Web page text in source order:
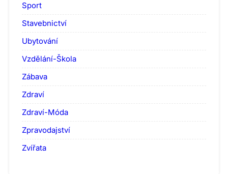
Sport
Stavebnictví
Ubytování
Vzdělání-Škola
Zábava
Zdraví
Zdraví-Móda
Zpravodajství
Zvířata